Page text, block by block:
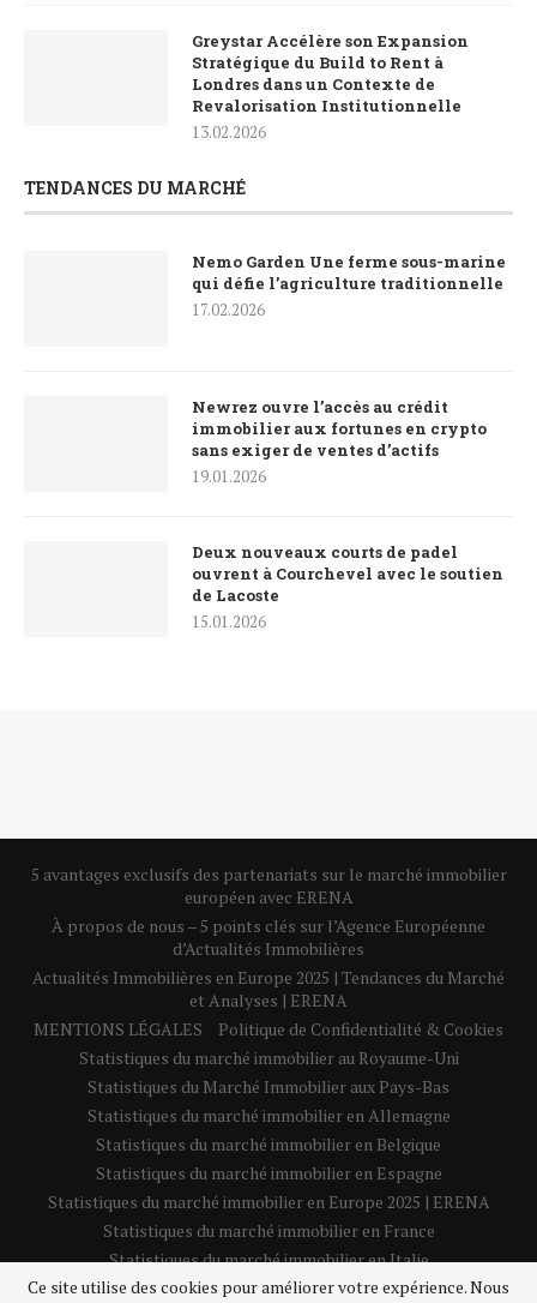
Greystar Accélère son Expansion
Stratégique du Build to Rent à
Londres dans un Contexte de
Revalorisation Institutionnelle
13.02.2026
TENDANCES DU MARCHÉ
Nemo Garden Une ferme sous-marine
qui défie l’agriculture traditionnelle
17.02.2026
Newrez ouvre l’accès au crédit
immobilier aux fortunes en crypto
sans exiger de ventes d’actifs
19.01.2026
Deux nouveaux courts de padel
ouvrent à Courchevel avec le soutien
de Lacoste
15.01.2026
5 avantages exclusifs des partenariats sur le marché immobilier
européen avec ERENA
À propos de nous – 5 points clés sur l’Agence Européenne
d’Actualités Immobilières
Actualités Immobilières en Europe 2025 | Tendances du Marché
et Analyses | ERENA
MENTIONS LÉGALES
Politique de Confidentialité & Cookies
Statistiques du marché immobilier au Royaume-Uni
Statistiques du Marché Immobilier aux Pays-Bas
Statistiques du marché immobilier en Allemagne
Statistiques du marché immobilier en Belgique
Statistiques du marché immobilier en Espagne
Statistiques du marché immobilier en Europe 2025 | ERENA
Statistiques du marché immobilier en France
Statistiques du marché immobilier en Italie
Statistiques du marché immobilier en Pologne
Ce site utilise des cookies pour améliorer votre expérience. Nous